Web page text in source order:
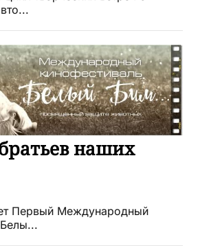
наших
Первый Международный